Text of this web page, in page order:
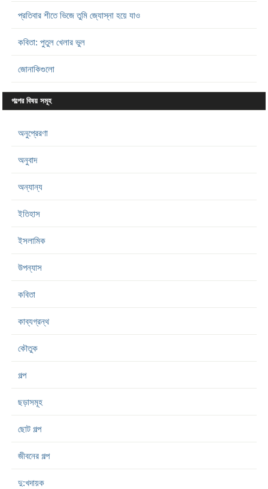
প্রতিবার শীতে ভিজে তুমি জ্যোস্না হয়ে যাও
কবিতা: পুতুল খেলার ভুল
জোনাকিগুলো
গল্পের বিষয় সমূহ
অনুপ্রেরণা
অনুবাদ
অন্যান্য
ইতিহাস
ইসলামিক
উপন্যাস
কবিতা
কাব্যগ্রন্থ
কৌতুক
গল্প
ছড়াসমূহ
ছোট গল্প
জীবনের গল্প
দু:খদায়ক